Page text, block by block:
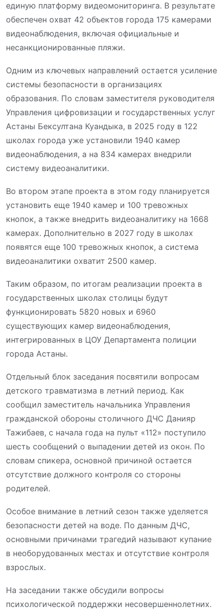
единую платформу видеомониторинга. В результате
обеспечен охват 42 объектов города 175 камерами
видеонаблюдения, включая официальные и
несанкционированные пляжи.
Одним из ключевых направлений остается усиление
системы безопасности в организациях
образования. По словам заместителя руководителя
Управления цифровизации и государственных услуг
Астаны Бексултана Куандыка, в 2025 году в 122
школах города уже установили 1940 камер
видеонаблюдения, а на 834 камерах внедрили
систему видеоаналитики.
Во втором этапе проекта в этом году планируется
установить еще 1940 камер и 100 тревожных
кнопок, а также внедрить видеоаналитику на 1668
камерах. Дополнительно в 2027 году в школах
появятся еще 100 тревожных кнопок, а система
видеоаналитики охватит 2500 камер.
Таким образом, по итогам реализации проекта в
государственных школах столицы будут
функционировать 5820 новых и 6960
существующих камер видеонаблюдения,
интегрированных в ЦОУ Департамента полиции
города Астаны.
Отдельный блок заседания посвятили вопросам
детского травматизма в летний период. Как
сообщил заместитель начальника Управления
гражданской обороны столичного ДЧС Данияр
Тажибаев, с начала года на пульт «112» поступило
шесть сообщений о выпадении детей из окон. По
словам спикера, основной причиной остается
отсутствие должного контроля со стороны
родителей.
Особое внимание в летний сезон также уделяется
безопасности детей на воде. По данным ДЧС,
основными причинами трагедий называют купание
в необорудованных местах и отсутствие контроля
взрослых.
На заседании также обсудили вопросы
психологической поддержки несовершеннолетних.